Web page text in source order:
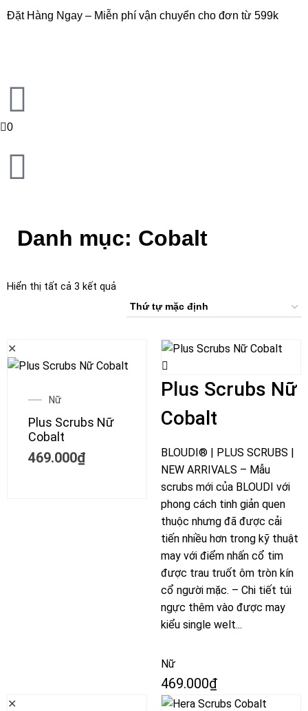
Đặt Hàng Ngay – Miễn phí vận chuyển cho đơn từ 599k
0
Danh mục: Cobalt
Hiển thị tất cả 3 kết quả
✕
Nữ
Plus Scrubs Nữ
Cobalt
469.000₫
Plus Scrubs Nữ
Cobalt
BLOUDI® | PLUS SCRUBS |
NEW ARRIVALS – Mẫu
scrubs mới của BLOUDI với
phong cách tinh giản quen
thuộc nhưng đã được cải
tiến nhiều hơn trong kỹ thuật
may với điểm nhấn cổ tim
được trau truốt ôm tròn kín
cổ người mặc. – Chi tiết túi
ngực thêm vào được may
kiểu single welt...
Nữ
469.000₫
✕